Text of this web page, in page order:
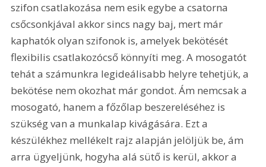
szifon csatlakozása nem esik egybe a csatorna
csőcsonkjával akkor sincs nagy baj, mert már
kaphatók olyan szifonok is, amelyek bekötését
flexibilis csatlakozócső könnyíti meg. A mosogatót
tehát a számunkra legideálisabb helyre tehetjük, a
bekötése nem okozhat már gondot. Ám nemcsak a
mosogató, hanem a főzőlap beszereléséhez is
szükség van a munkalap kivágására. Ezt a
készülékhez mellékelt rajz alapján jelöljük be, ám
arra ügyeljünk, hogyha alá sütő is kerül, akkor a